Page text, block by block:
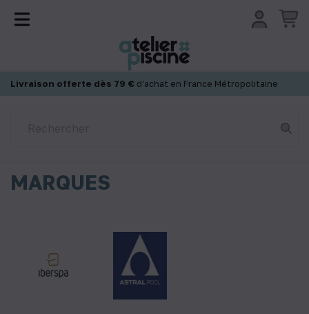
Livraison offerte dès 79 € d'achat en France Métropolitaine
MARQUES